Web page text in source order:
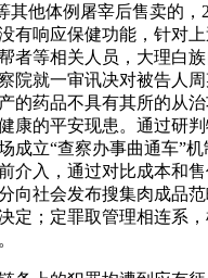
其他体例屠宰后售卖的，
有响应保健功能，针对
者等相关人员，大理白
院就一审讯决对被告人
的药品不具有其所的从
康的平安现患。通过研
成立“查察办事曲通车”
介入，通过对比成本和
向社会发布搜集肉成品
定；定罪取管理相连系